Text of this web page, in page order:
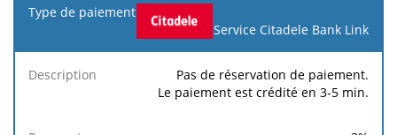
Service Citadele Bank Link
Pas de réservation de paiement.
Le paiement est crédité en 3-5 min.